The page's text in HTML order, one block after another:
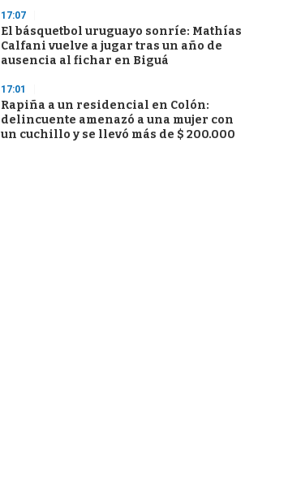
17:07
El básquetbol uruguayo sonríe: Mathías
Calfani vuelve a jugar tras un año de
ausencia al fichar en Biguá
17:01
Rapiña a un residencial en Colón:
delincuente amenazó a una mujer con
un cuchillo y se llevó más de $ 200.000